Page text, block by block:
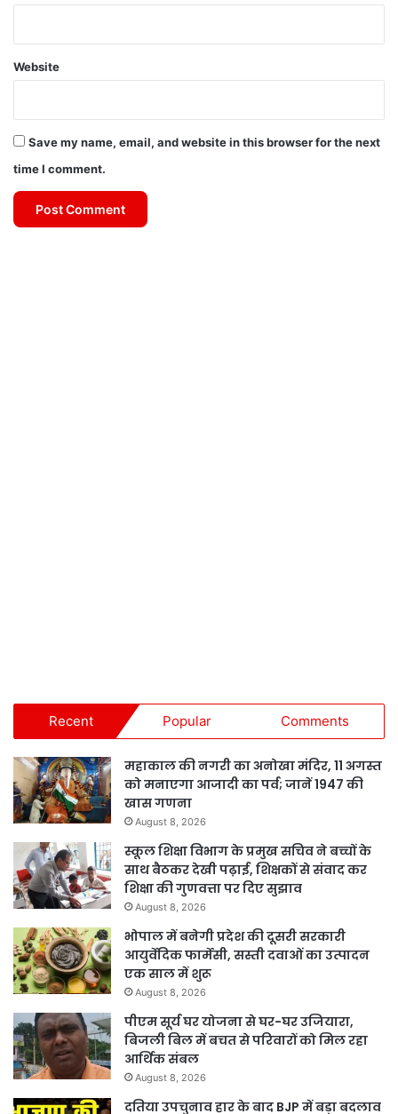
Website
Save my name, email, and website in this browser for the next
time I comment.
Recent Popular Comments
महाकाल की नगरी का अनोखा मंदिर, 11 अगस्त
को मनाएगा आजादी का पर्व; जानें 1947 की
खास गणना
August 8, 2026
स्कूल शिक्षा विभाग के प्रमुख सचिव ने बच्चों के
साथ बैठकर देखी पढ़ाई, शिक्षकों से संवाद कर
शिक्षा की गुणवत्ता पर दिए सुझाव
August 8, 2026
भोपाल में बनेगी प्रदेश की दूसरी सरकारी
आयुर्वेदिक फार्मेसी, सस्ती दवाओं का उत्पादन
एक साल में शुरू
August 8, 2026
पीएम सूर्य घर योजना से घर-घर उजियारा,
बिजली बिल में बचत से परिवारों को मिल रहा
आर्थिक संबल
August 8, 2026
दतिया उपचुनाव हार के बाद BJP में बड़ा बदलाव